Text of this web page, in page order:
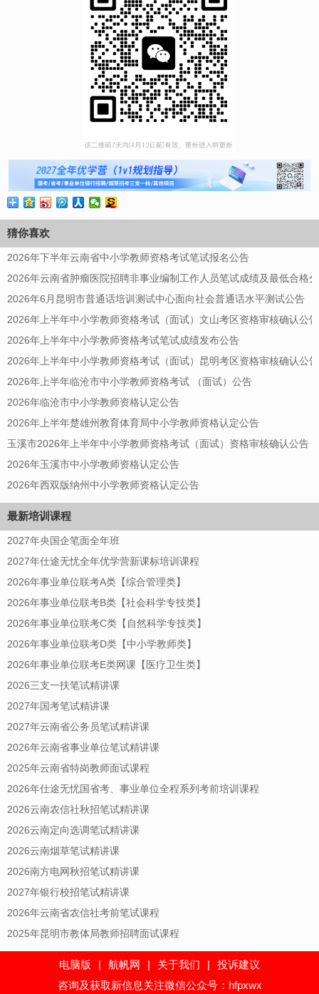
猜你喜欢
2026年下半年云南省中小学教师资格考试笔试报名公告
2026年云南省肿瘤医院招聘非事业编制工作人员笔试成绩及最低合格
2026年6月昆明市普通话培训测试中心面向社会普通话水平测试公告
2026年上半年中小学教师资格考试（面试）文山考区资格审核确认公告
2026年上半年中小学教师资格考试笔试成绩发布公告
2026年上半年中小学教师资格考试（面试）昆明考区资格审核确认公告
2026年上半年临沧市中小学教师资格考试 （面试）公告
2026年临沧市中小学教师资格认定公告
2026年上半年楚雄州教育体育局中小学教师资格认定公告
玉溪市2026年上半年中小学教师资格考试（面试）资格审核确认公告
2026年玉溪市中小学教师资格认定公告
2026年西双版纳州中小学教师资格认定公告
最新培训课程
2027年央国企笔面全年班
2027年仕途无忧全年优学营新课标培训课程
2026年事业单位联考A类【综合管理类】
2026年事业单位联考B类【社会科学专技类】
2026年事业单位联考C类【自然科学专技类】
2026年事业单位联考D类【中小学教师类】
2026年事业单位联考E类网课【医疗卫生类】
2026三支一扶笔试精讲课
2027年国考笔试精讲课
2027年云南省公务员笔试精讲课
2026年云南省事业单位笔试精讲课
2025年云南省特岗教师面试课程
2026年仕途无忧国省考、事业单位全程系列考前培训课程
2026云南农信社秋招笔试精讲课
2026云南定向选调笔试精讲课
2026云南烟草笔试精讲课
2026南方电网秋招笔试精讲课
2027年银行校招笔试精讲课
2026年云南省农信社考前笔试课程
2025年昆明市教体局教师招聘面试课程
电脑版 | 航帆网 | 关于我们 |
投诉建议
咨询及获取新信息关注微信公众号：hfpxwx